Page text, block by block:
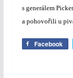
s generálem
a pohovořili u
Facebook